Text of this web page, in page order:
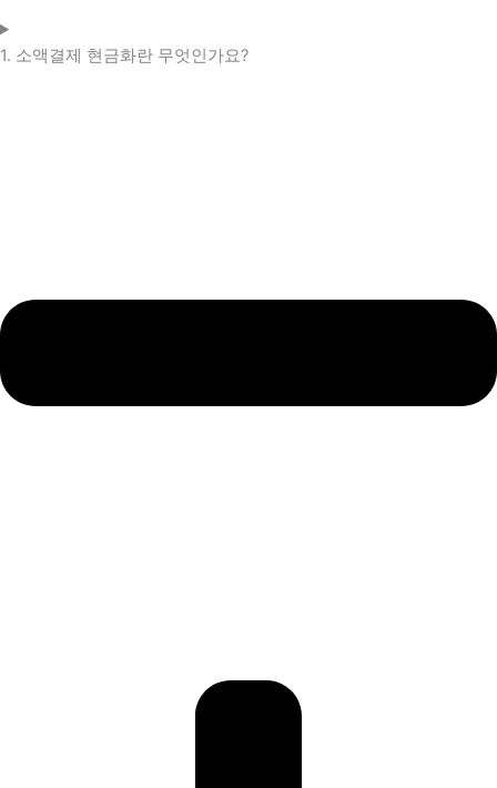
1. 소액결제 현금화란 무엇인가요?